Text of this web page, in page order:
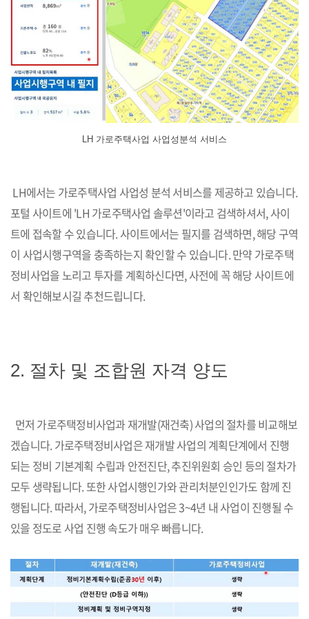
LH 가로주택사업 사업성분석 서비스
LH에서는 가로주택사업 사업성 분석 서비스를 제공하고 있습니다.
포털 사이트에 'LH 가로주택사업 솔루션'이라고 검색하셔서, 사이
트에 접속할 수 있습니다. 사이트에서는 필지를 검색하면, 해당 구역
이 사업시행구역을 충족하는지 확인할 수 있습니다. 만약 가로주택
정비사업을 노리고 투자를 계획하신다면, 사전에 꼭 해당 사이트에
서 확인해보시길 추천드립니다.
2. 절차 및 조합원 자격 양도
먼저 가로주택정비사업과 재개발(재건축) 사업의 절차를 비교해보
겠습니다. 가로주택정비사업은 재개발 사업의 계획단계에서 진행
되는 정비 기본계획 수립과 안전진단, 추진위원회 승인 등의 절차가
모두 생략됩니다. 또한 사업시행인가와 관리처분인인가도 함께 진
행됩니다. 따라서, 가로주택정비사업은 3~4년 내 사업이 진행될 수
있을 정도로 사업 진행 속도가 매우 빠릅니다.